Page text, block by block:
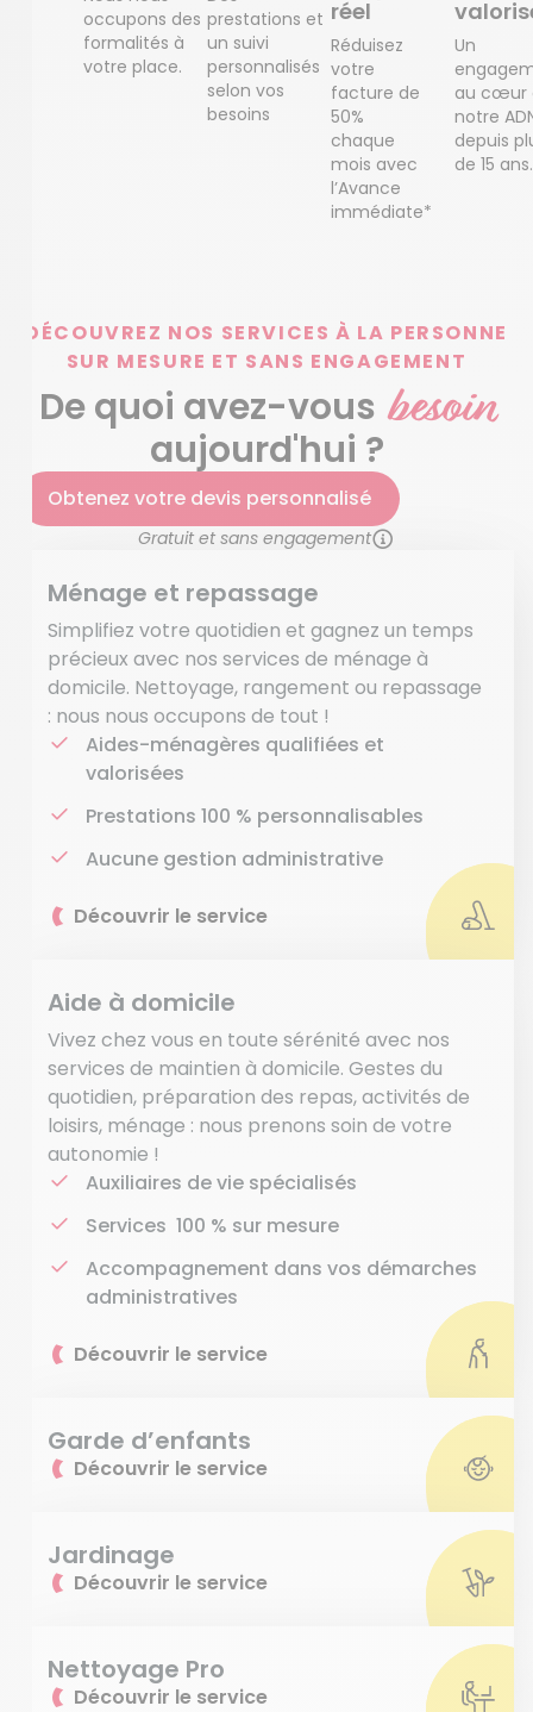
occupons des
formalités à
votre place.
prestations et
un suivi
personnalisés
selon vos
besoins
réel
Réduisez
votre
facture de
50%
chaque
mois avec
l’Avance
immédiate*
Un
au cœur
notre
depuis
de 15 ans.
DÉCOUVREZ NOS SERVICES À LA PERSONNE
SUR MESURE ET SANS ENGAGEMENT
De quoi avez-vous besoin
aujourd'hui ?
Obtenez votre devis personnalisé
Gratuit et sans engagement
Ménage et repassage
Simplifiez votre quotidien et gagnez un temps
précieux avec nos services de ménage à
domicile. Nettoyage, rangement ou repassage
: nous nous occupons de tout !
Aides-ménagères qualifiées et
valorisées
Prestations 100 % personnalisables
Aucune gestion administrative
Découvrir le service
Aide à domicile
Vivez chez vous en toute sérénité avec nos
services de maintien à domicile. Gestes du
quotidien, préparation des repas, activités de
loisirs, ménage : nous prenons soin de votre
autonomie !
Auxiliaires de vie spécialisés
Services 100 % sur mesure
Accompagnement dans vos démarches
administratives
Découvrir le service
Garde d’enfants
Découvrir le service
Jardinage
Découvrir le service
Nettoyage Pro
Découvrir le service